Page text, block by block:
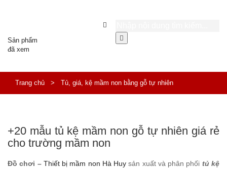
Sản phẩm
đã xem
Trang chủ > Tủ, giá, kệ mầm non bằng gỗ tự nhiên
+20 mẫu tủ kệ mầm non gỗ tự nhiên giá rẻ
cho trường mầm non
Đồ chơi – Thiết bị mầm non Hà Huy sản xuất và phân phối tủ kệ